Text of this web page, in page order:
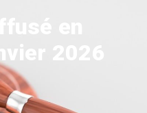
en
2026